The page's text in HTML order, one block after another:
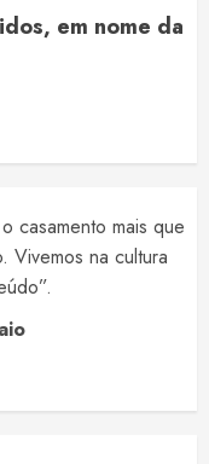
em nome da
casamento mais que
Vivemos na cultura